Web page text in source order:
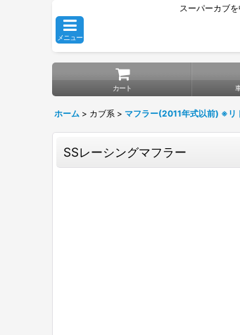
スーパーカブ
メニュー
カート
ホーム > カブ系 > マフラー(2011年式以前) ※リ
SSレーシングマフラー